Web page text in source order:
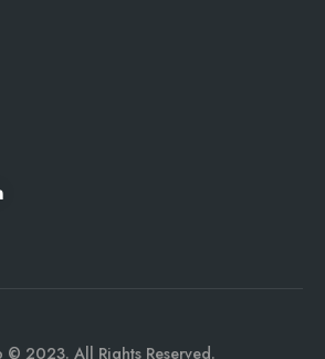
© 2023. All Rights Reserved.